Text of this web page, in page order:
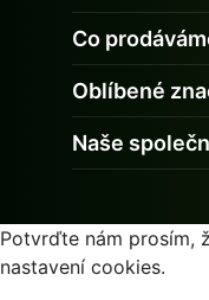
Co
Oblíbené
Naše
Potvrďte nám prosím,
nastavení cookies.